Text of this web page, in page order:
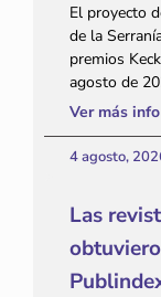
El proyecto
de la
premios
agosto de
Ver más
4 agosto,
Las